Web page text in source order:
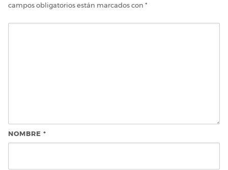
campos obligatorios están marcados con *
NOMBRE *